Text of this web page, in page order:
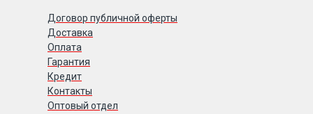
Договор публичной оферты
Доставка
Оплата
Гарантия
Кредит
Контакты
Оптовый отдел